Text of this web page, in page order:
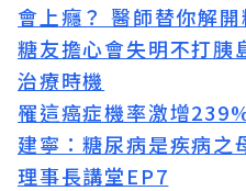
會上癮？ 醫師替你解
糖友擔心會失明不打胰
治療時機
罹這癌症機率激增
建寧：糖尿病是疾病之
理事長講堂EP7